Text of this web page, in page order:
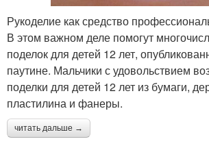
Рукоделие как средство
В этом важном деле помогут
поделок для детей 12 лет,
паутине. Мальчики с удовольствием
поделки для детей 12 лет из бумаги,
пластилина и фанеры.
читать дальше →